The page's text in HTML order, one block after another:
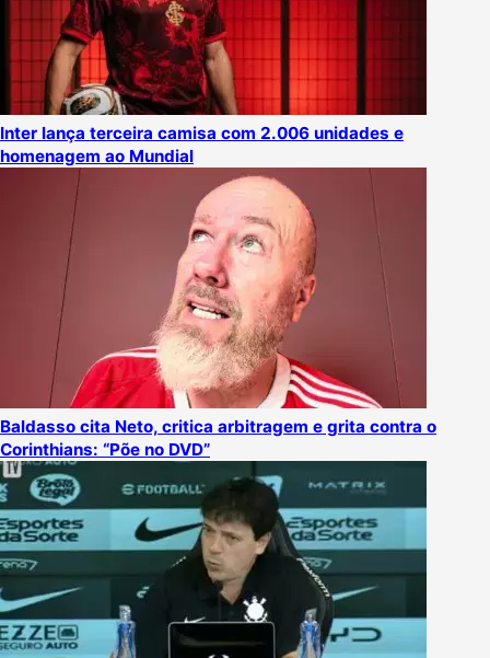
Inter lança terceira camisa com 2.006 unidades e
homenagem ao Mundial
Baldasso cita Neto, critica arbitragem e grita contra o
Corinthians: “Põe no DVD”